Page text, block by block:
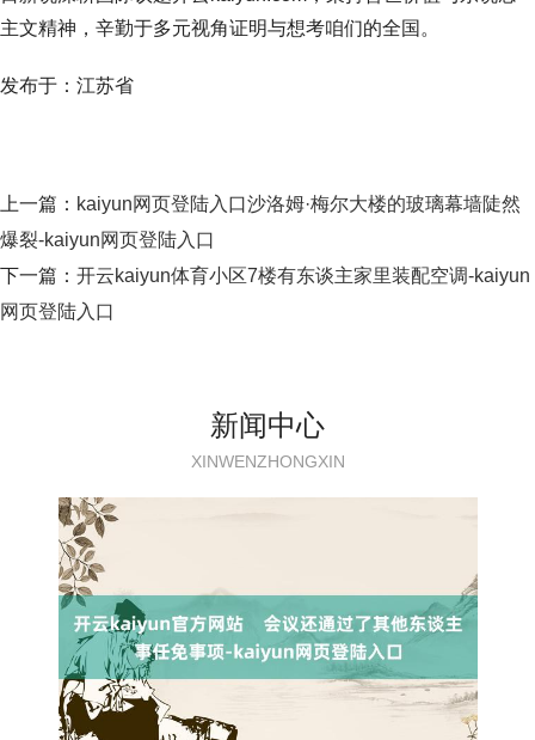
主文精神，辛勤于多元视角证明与想考咱们的全国。
发布于：江苏省
上一篇： kaiyun网页登陆入口沙洛姆·梅尔大楼的玻璃幕墙陡然
爆裂-kaiyun网页登陆入口
下一篇： 开云kaiyun体育小区7楼有东谈主家里装配空调-kaiyun
网页登陆入口
新闻中心
XINWENZHONGXIN